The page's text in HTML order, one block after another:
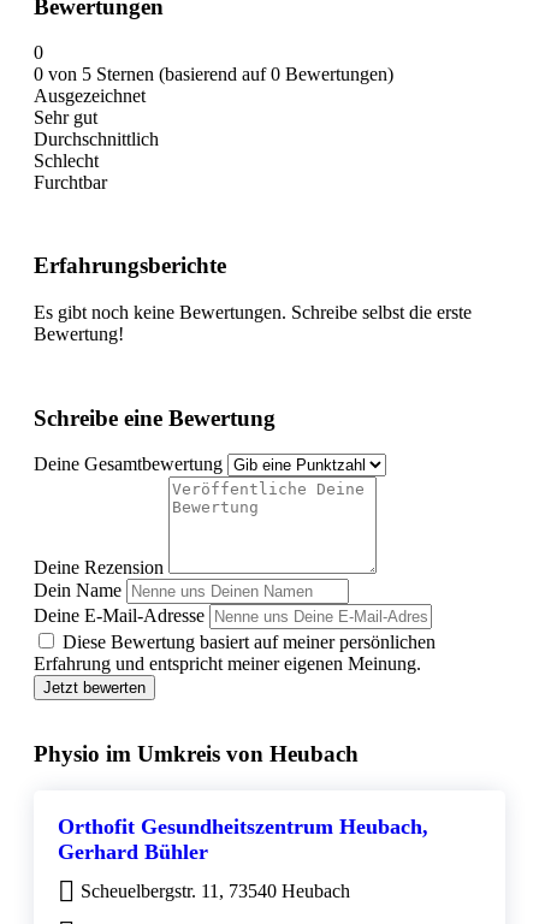
Bewertungen
0
0 von 5 Sternen (basierend auf 0 Bewertungen)
Ausgezeichnet
Sehr gut
Durchschnittlich
Schlecht
Furchtbar
Erfahrungsberichte
Es gibt noch keine Bewertungen. Schreibe selbst die erste
Bewertung!
Schreibe eine Bewertung
Deine Gesamtbewertung
Deine Rezension
Dein Name
Deine E-Mail-Adresse
Diese Bewertung basiert auf meiner persönlichen
Erfahrung und entspricht meiner eigenen Meinung.
Jetzt bewerten
Physio im Umkreis von Heubach
Orthofit Gesundheitszentrum Heubach,
Gerhard Bühler
Scheuelbergstr. 11, 73540 Heubach